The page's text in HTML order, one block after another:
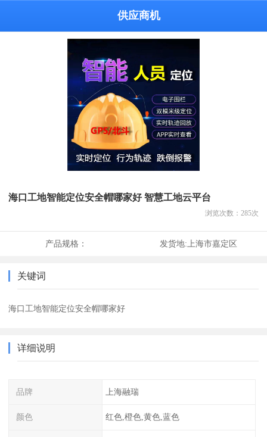
供应商机
海口工地智能定位安全帽哪家好 智慧工地云平台
浏览次数： 285次
产品规格： 发货地:上海市嘉定区
关键词
海口工地智能定位安全帽哪家好
详细说明
品牌 上海融瑞
颜色 红色,橙色,黄色,蓝色